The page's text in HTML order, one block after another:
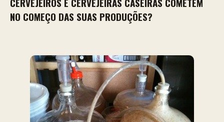
NO COMEÇO DAS SUAS PRODUÇÕES?